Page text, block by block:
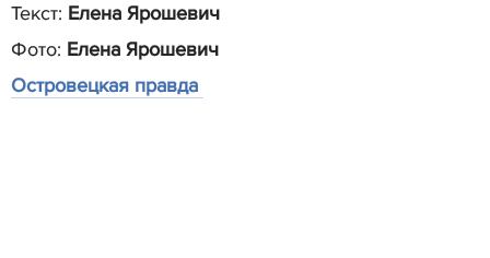
Текст: Елена Ярошевич
Фото: Елена Ярошевич
Островецкая правда